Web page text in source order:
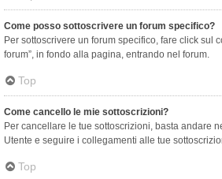
Come posso sottoscrivere un forum specifico?
Per sottoscrivere un forum specifico, fare click sul
forum”, in fondo alla pagina, entrando nel forum.
Top
Come cancello le mie sottoscrizioni?
Per cancellare le tue sottoscrizioni, basta andare
Utente e seguire i collegamenti alle tue
Top